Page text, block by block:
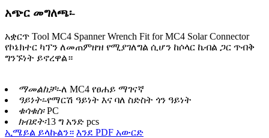
አጭር መግለጫ፡-
አቋርጥ ​​Tool MC4 Spanner Wrench Fit for MC4 Solar Connector
የኮኔክተር ካፕን ለመጠምዘዝ የሚያገለግል ሲሆን ከሶላር ኬብል ጋር ጥብቅ
ግንኙነት ይኖረዋል።
ማመልከቻ፡-ለ MC4 የፀሐይ ማገናኛ
ዓይነት፡-የማርሽ ዓይነት እና ባለ ስድስት ጎን ዓይነት
ቁሳቁስ፡PC
ክብደት፡13 ግ አንድ pcs
ኢሜይል ይላኩልን። እንደ PDF አውርድ